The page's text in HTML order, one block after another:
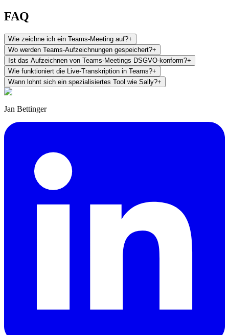
FAQ
Wie zeichne ich ein Teams-Meeting auf?+
Wo werden Teams-Aufzeichnungen gespeichert?+
Ist das Aufzeichnen von Teams-Meetings DSGVO-konform?+
Wie funktioniert die Live-Transkription in Teams?+
Wann lohnt sich ein spezialisiertes Tool wie Sally?+
Jan Bettinger